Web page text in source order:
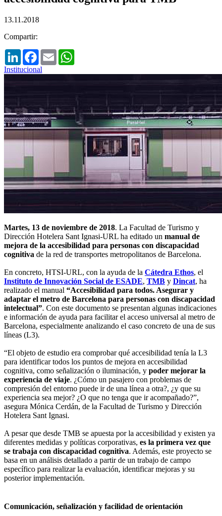
13.11.2018
Compartir:
LinkedInFacebook
Email
Institucional
Martes, 13 de noviembre de 2018. La Facultad de Turismo y
Dirección Hotelera Sant Ignasi-URL ha editado un manual de
mejora de la accesibilidad para personas con discapacidad
cognitiva de la red de transportes metropolitanos de Barcelona.
En concreto, HTSI-URL, con la ayuda de la Cátedra Ethos, el
Instituto de Innovación Social de ESADE, TMB y Dincat, ha
realizado el manual “Accesibilidad para todos. Asegurar y
adaptar el metro de Barcelona para personas con discapacidad
intelectual”. Con este documento se presentan algunas indicaciones
e información de ayuda para facilitar el acceso universal al metro de
Barcelona, especialmente analizando el caso concreto de una de sus
líneas (L3).
“El objeto de estudio era comprobar qué accesibilidad tenía la L3
para identificar todos los puntos de mejora en accesibilidad
cognitiva, como señalización o iluminación, y poder mejorar la
experiencia de viaje. ¿Cómo un pasajero con problemas de
compresión del entorno puede ir de una línea a otra?, ¿y que su
experiencia sea mejor? ¿O que no tenga que ir acompañado?”,
asegura Mónica Cerdán, de la Facultad de Turismo y Dirección
Hotelera Sant Ignasi.
A pesar que desde TMB se apuesta por la accesibilidad y existen ya
diferentes medidas y políticas corporativas, es la primera vez que
se trabaja con discapacidad cognitiva. Además, este proyecto se
basa en un análisis detallado a partir de un trabajo de campo
específico para realizar la evaluación, identificar mejoras y su
posterior implementación.
Comunicación, señalización y facilidad de orientación